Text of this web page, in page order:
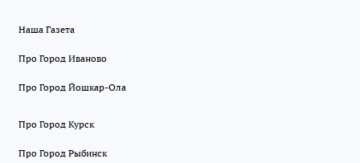
Наша Газета
Про Город Иваново
Про Город Йошкар-Ола
Про Город Курск
Про Город Рыбинск